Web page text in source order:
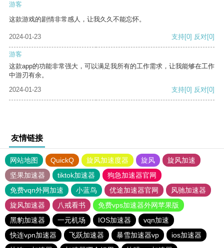
游客
这款游戏的剧情非常感人，让我久久不能忘怀。
2024-01-23 支持[0] 反对[0]
游客
这款app的功能非常强大，可以满足我所有的工作需求，让我能够在工作
中游刃有余。
2024-01-23
支持[0] 反对[0]
友情链接
网站地图 QuickQ 旋风加速度器 旋风
旋风加速
坚果加速器
tiktok加速器
狗急加速器官网
免费vqn外网加速
小蓝鸟 优途加速器官网
风驰加速器
旋风加速器
八戒看书
免费vps加速器外网苹果版
黑豹加速器
一元机场 IOS加速器
vqn加速
快连vρn加速器
飞跃加速器 暴雪加速器vp
ios加速器